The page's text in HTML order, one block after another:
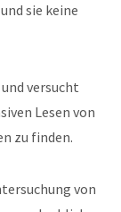
sie keine
versucht
Lesen von
zu finden.
von